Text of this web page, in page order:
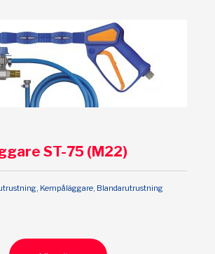
ST-75 (M22)
Kempåläggare, Blandarutrustning